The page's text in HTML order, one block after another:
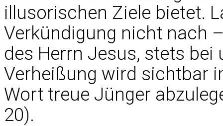
illusorischen Ziele bietet.
Verkündigung nicht nach
des Herrn Jesus, stets bei
Verheißung wird sichtbar
Wort treue Jünger
20).